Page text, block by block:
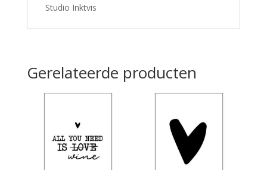
Studio Inktvis
Gerelateerde producten